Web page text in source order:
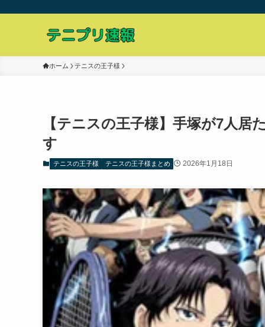
ホーム テニスの王子様
【テニスの王子様】手塚が7人居
す
テニスの王子様 テニスの王子様まとめ 2026年1月18日